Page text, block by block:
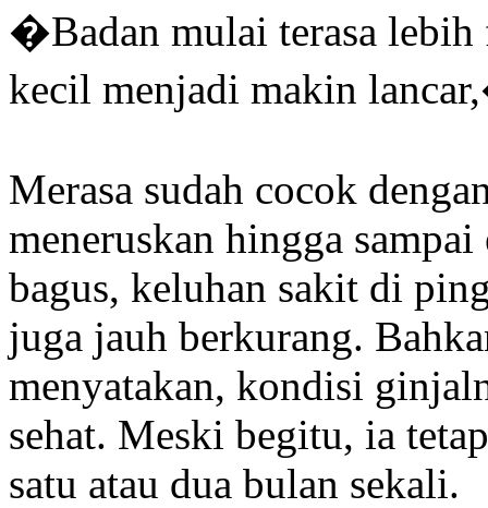
�Badan mulai terasa lebih
kecil menjadi makin
Merasa sudah cocok
meneruskan hingga
bagus, keluhan sakit di
juga jauh berkurang.
menyatakan, kondisi
sehat. Meski begitu, ia
satu atau dua bulan sekali.